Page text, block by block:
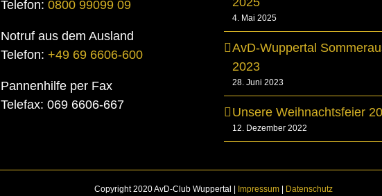
Telefon: 0800 99099 09
Notruf aus dem Ausland
Telefon: +49 69 6606-600
Pannenhilfe per Fax
Telefax: 069 6606-667
4. Mai 2025
AvD-Wuppertal
2023
28. Juni 2023
Unsere Weihnachtsfeier
12. Dezember 2022
Copyright 2020 AvD-Club Wuppertal | Impressum | Datenschutz